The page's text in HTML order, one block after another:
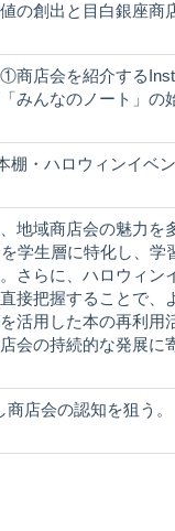
の創出と目白銀座商
商店会を紹介する
みんなのノート」の
棚・ハロウィンイベ
地域商店会の魅力を
学生層に特化し、学
さらに、ハロウィン
接把握することで、
活用した本の再利用
会の持続的な発展に
店会の認知を狙う